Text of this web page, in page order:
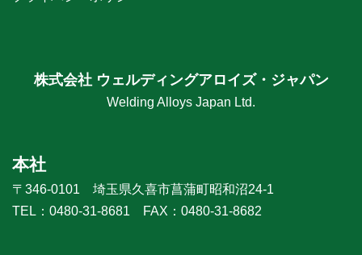
株式会社 ウェルディングアロイズ・ジャパン
Welding Alloys Japan Ltd.
本社
〒346-0101 埼玉県久喜市菖蒲町昭和沼24-1
TEL：0480-31-8681 FAX：0480-31-8682